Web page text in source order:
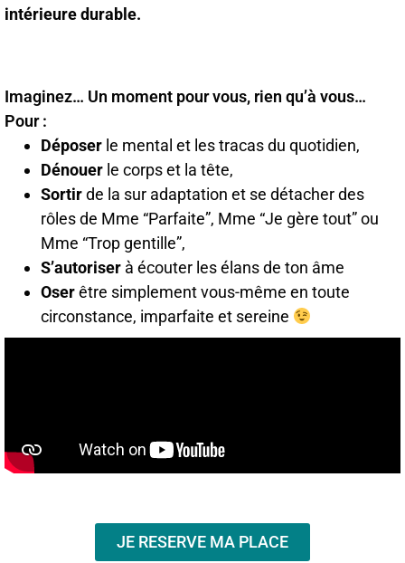
intérieure durable.
Imaginez… Un moment pour vous, rien qu’à vous…
Pour :
Déposer le mental et les tracas du quotidien,
Dénouer le corps et la tête,
Sortirde la sur adaptation et se détacher des
rôles de Mme “Parfaite”, Mme “Je gère tout” ou
Mme “Trop gentille”,
S’autoriser à écouter les élans de ton âme
Oserêtre simplement vous-même en toute
circonstance, imparfaite et sereine
JE RESERVE MA PLACE